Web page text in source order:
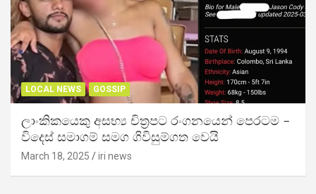
LOCAL NEWS GOSSIP
ලාංකිකයෙකු අසභ්‍ය චිත්‍රපට රංගනයෙන් පෙරටම –
විදෙස් සමාගම් සමග ගිවිසුම්ගත වෙයි
March 18, 2025 iri news